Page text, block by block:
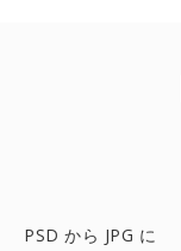
PSD から JPG に